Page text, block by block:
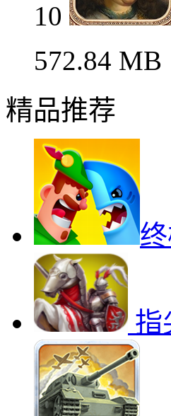
10
572.84 MB
精品推荐
指